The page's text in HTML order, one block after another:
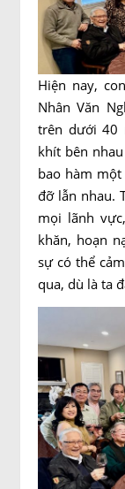
Hiện nay,
Nhân Văn
trên dưới 40
khít bên
bao hàm
đỡ lẫn nhau.
mọi lãnh
khăn, hoạn
sự có thể
qua, dù là ta